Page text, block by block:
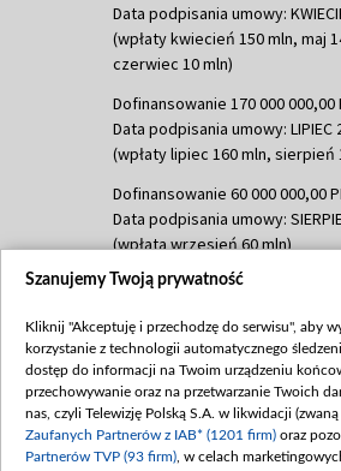
Data podpisania umowy:
(wpłaty kwiecień 150 mln, maj
czerwiec 10 mln)
Dofinansowanie 170 000 000,00
Data podpisania umowy: LIPIEC
(wpłaty lipiec 160 mln, sierpień
Dofinansowanie 60 000 000,00
Data podpisania umowy:
(wpłata wrzesień 60 mln)
Dofinansowanie 635 783 051,21
(wpłata wrzesień 100 mln,
mln, listopad 265 mln)
Dofinansowanie 48 862 000,00
Data podpisania umowy:
(wpłata grudzień 60,548 mln)
Szanujemy Twoją prywatność
Kliknij "Akceptuję i przechodzę do serwisu", aby
korzystanie z technologii automatycznego
dostęp do informacji na Twoim urządzeniu
przechowywanie oraz na przetwarzanie Twoich
nas, czyli Telewizję Polską S.A. w likwidacji (zwaną
Zaufanych Partnerów z IAB* (1201 firm) oraz
Partnerów TVP (93 firm) , w celach